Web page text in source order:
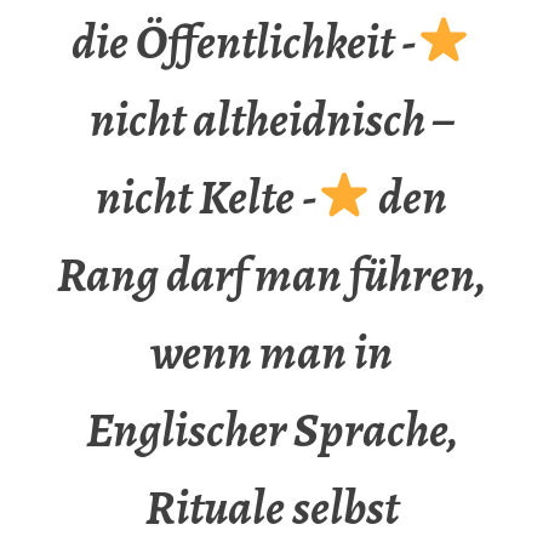
die Öffentlichkeit -
nicht altheidnisch –
nicht Kelte -
den
Rang darf man führen,
wenn man in
Englischer Sprache,
Rituale selbst